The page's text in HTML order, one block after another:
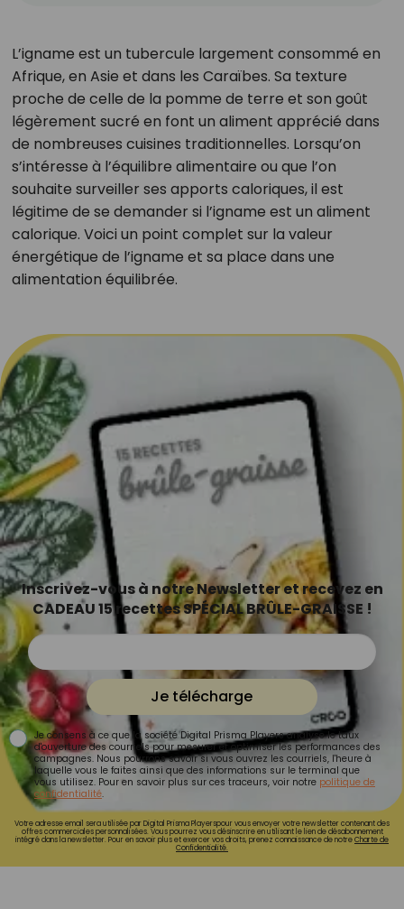
L’igname est un tubercule largement consommé en
Afrique, en Asie et dans les Caraïbes. Sa texture
proche de celle de la pomme de terre et son goût
légèrement sucré en font un aliment apprécié dans
de nombreuses cuisines traditionnelles. Lorsqu’on
s’intéresse à l’équilibre alimentaire ou que l’on
souhaite surveiller ses apports caloriques, il est
légitime de se demander si l’igname est un aliment
calorique. Voici un point complet sur la valeur
énergétique de l’igname et sa place dans une
alimentation équilibrée.
Inscrivez-vous à notre Newsletter et recevez en
CADEAU 15 recettes SPÉCIAL BRÛLE-GRAISSE !
Je télécharge
Je consens à ce que la société Digital Prisma Players analyse le taux
d'ouverture des courriels pour mesurer et optimiser les performances des
campagnes. Nous pourrons savoir si vous ouvrez les courriels, l'heure à
laquelle vous le faites ainsi que des informations sur le terminal que
vous utilisez. Pour en savoir plus sur ces traceurs, voir notre politique de
confidentialité.
Votre adresse email sera utilisée par Digital Prisma Playerspour vous envoyer votre newsletter contenant des
offres commerciales personnalisées. Vous pourrez vous désinscrire en utilisant le lien de désabonnement
intégré dans la newsletter. Pour en savoir plus et exercer vos droits, prenez connaissance de notreCharte de
Confidentialité.